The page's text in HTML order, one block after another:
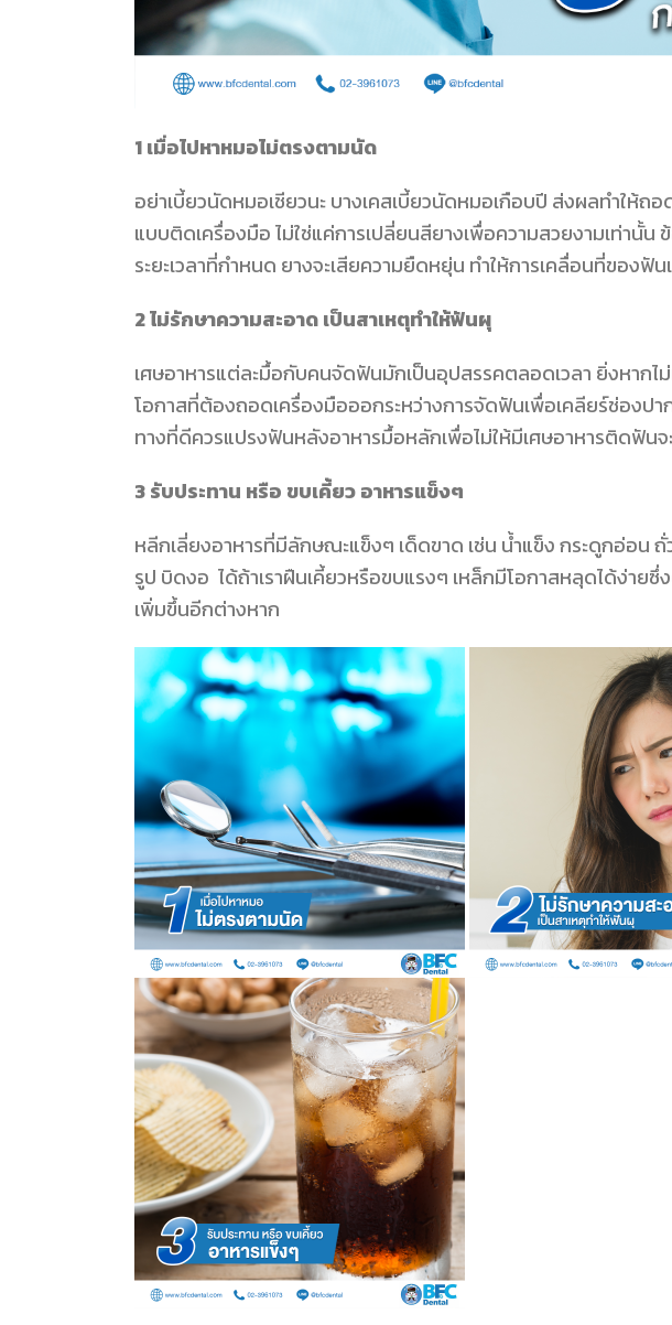
1 เมื่อไปหาหมอไม่ตรงตามนัด
อย่าเบี้ยวนัดหมอเชียวนะ บางเคสเบี้ยวนัดหมอเกือบปี ส่งผลทำให้ถ
แบบติดเครื่องมือ ไม่ใช่แค่การเปลี่ยนสียางเพื่อความสวยงามเท่านั้
ระยะเวลาที่กำหนด ยางจะเสียความยืดหยุ่น ทำให้การเคลื่อนที่ของฟั
2ไม่รักษาความสะอาด เป็นสาเหตุทำให้ฟันผุ
เศษอาหารแต่ละมื้อกับคนจัดฟันมักเป็นอุปสรรคตลอดเวลา ยิ่งหากไ
โอกาสที่ต้องถอดเครื่องมือออกระหว่างการจัดฟันเพื่อเคลียร์ช่องป
ทางที่ดีควรแปรงฟันหลังอาหารมื้อหลักเพื่อไม่ให้มีเศษอาหารติดฟันจ
3 รับประทาน หรือ ขบเคี้ยวอาหารแข็งๆ
หลีกเลี่ยงอาหารที่มีลักษณะแข็งๆ เด็ดขาด เช่น น้ำแข็ง กระดูกอ่อน ถั่
รูป บิดงอ ได้ถ้าเราฝืนเคี้ยวหรือขบแรงๆ เหล็กมีโอกาสหลุดได้ง่ายซึ่
เพิ่มขึ้นอีกต่างหาก